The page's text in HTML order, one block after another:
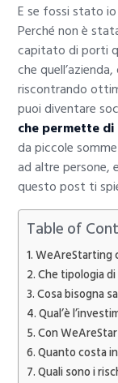
E se fossi stato
Perché non è
capitato di porti
che
riscontrando
puoi diventare
che permette
da piccole
ad altre persone,
questo post ti
Table of
WeAreStarting
Che tipologia
Cosa bisogna
Qual’è
Con
Quanto costa
Quali sono i